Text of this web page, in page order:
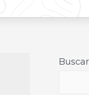
Buscar